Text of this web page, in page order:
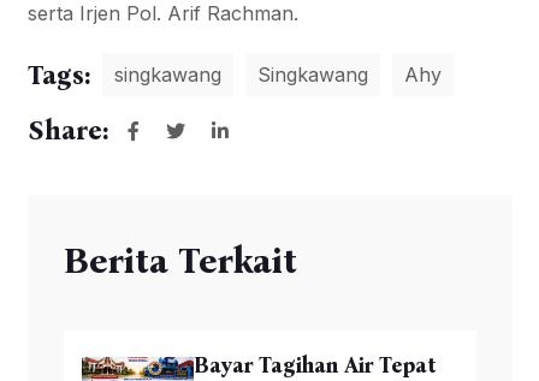
serta Irjen Pol. Arif Rachman.
Tags: singkawang Singkawang Ahy
Share:
Berita Terkait
Bayar Tagihan Air Tepat